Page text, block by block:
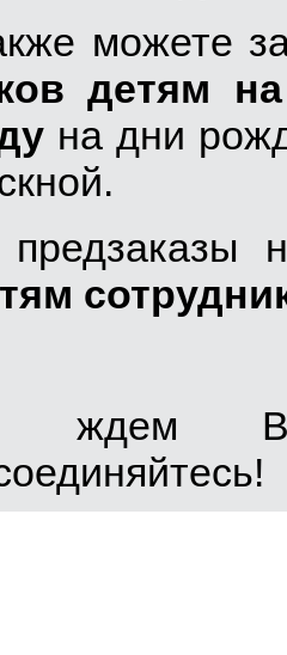
можете
детям
на дни
предзаказы
ждем